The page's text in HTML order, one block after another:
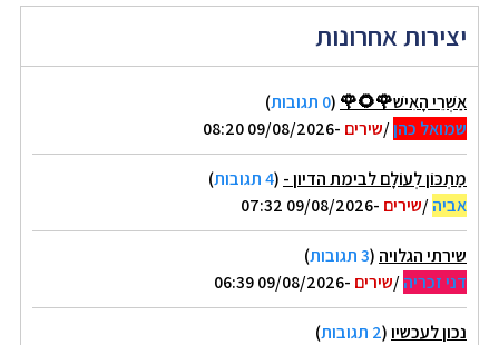
יצירות אחרונות
אַשְׁרֵי הָאִישׁ🌹🌻🌹 (0 תגובות
)
שמואל כהן/שירים -09/08/2026 08:20
מַתְכּוֹן לְעוֹלָם לבימת הדיון - (4 תגובות
)
אביה/שירים -09/08/2026 07:32
שירתי הגלויה (3 תגובות
)
דני זכריה/שירים -09/08/2026 06:39
נכון לעכשיו(2 תגובות
)